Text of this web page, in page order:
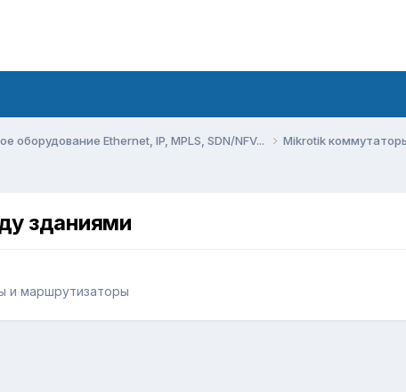
оборудование Ethernet, IP, MPLS, SDN/NFV...
Mikrotik
зданиями
и маршрутизаторы